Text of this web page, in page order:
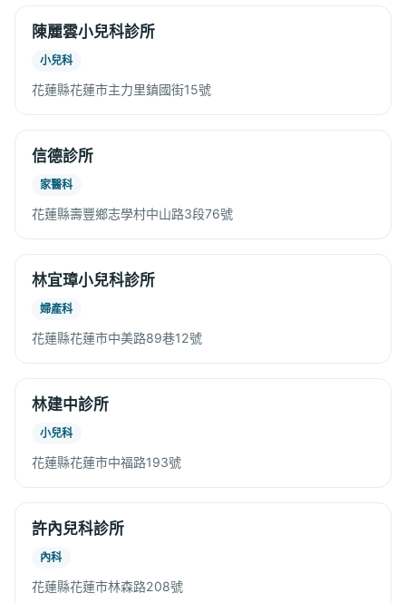
陳麗雲小兒科診所
小兒科
花蓮縣花蓮市主力里鎮國街15號
信德診所
家醫科
花蓮縣壽豐鄉志學村中山路3段76號
林宜璋小兒科診所
婦產科
花蓮縣花蓮市中美路89巷12號
林建中診所
小兒科
花蓮縣花蓮市中福路193號
許內兒科診所
內科
花蓮縣花蓮市林森路208號